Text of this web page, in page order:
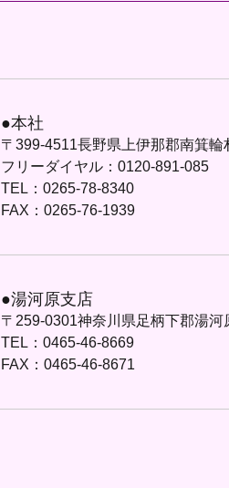
●本社
〒399-4511長野県上伊那郡南箕輪
フリーダイヤル：0120-891-085
TEL：0265-78-8340
FAX：0265-76-1939
●湯河原支店
〒259-0301神奈川県足柄下郡湯河
TEL：0465-46-8669
FAX：0465-46-8671